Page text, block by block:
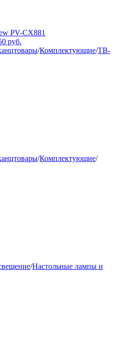
PV-CX881
руб.
/Комплектующие/ТВ-
/Комплектующие/
/Настольные лампы и